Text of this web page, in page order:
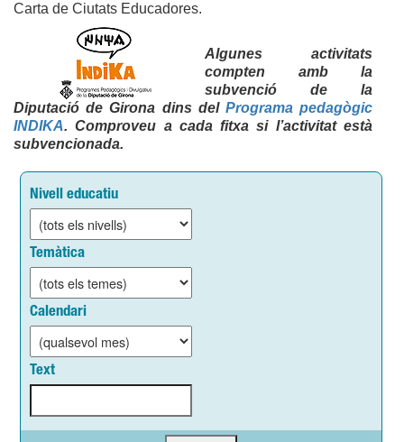
Carta de Ciutats Educadores.
Algunes activitats
compten amb la
subvenció de la
Diputació de Girona dins del Programa pedagògic
INDIKA. Comproveu a cada fitxa si l’activitat està
subvencionada.
Nivell educatiu
Temàtica
Calendari
Text